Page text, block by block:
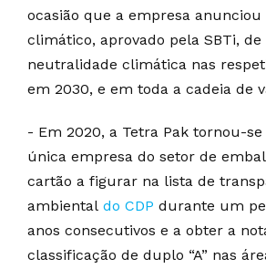
ocasião que a empresa anunciou
climático, aprovado pela SBTi,
neutralidade climática nas
em 2030, e em toda a cadeia de
- Em 2020, a Tetra Pak tornou-
única empresa do setor de
cartão a figurar na lista de
ambiental do CDP durante um
anos consecutivos e a obter a
classificação de duplo “A” nas